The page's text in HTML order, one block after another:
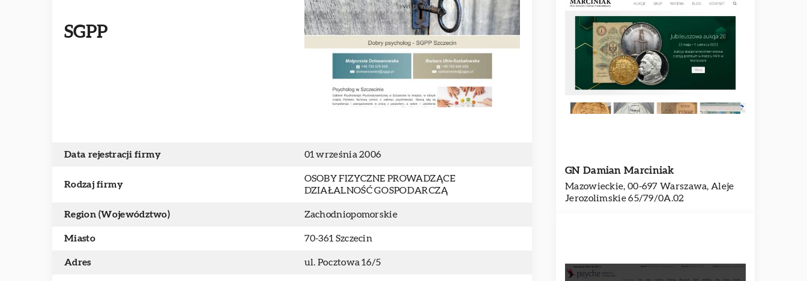
SGPP
Data rejestracji firmy 01 września 2006
Rodzaj firmy
OSOBY FIZYCZNE PROWADZĄCE
DZIAŁALNOŚĆ GOSPODARCZĄ
Region (Województwo) Zachodniopomorskie
Miasto 70-361 Szczecin
Adres ul. Pocztowa 16/5
GN Damian Marciniak
Mazowieckie, 00-697 Warszawa, Aleje
Jerozolimskie 65/79/0A.02